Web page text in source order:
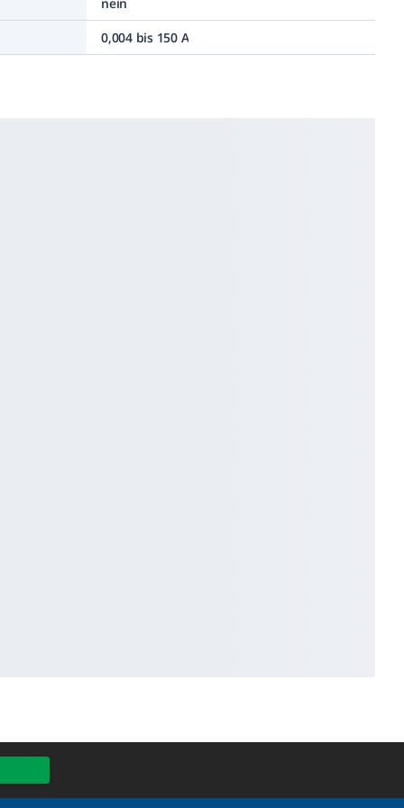
0,004 bis 150 A